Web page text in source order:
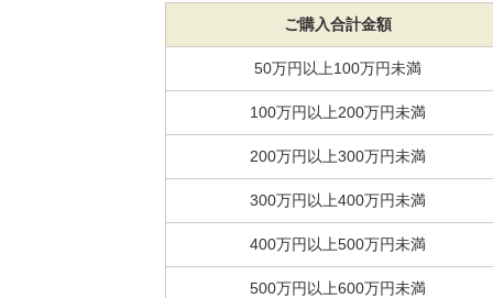
ご購入合計金額
50万円以上100万円未満
100万円以上200万円未満
200万円以上300万円未満
300万円以上400万円未満
400万円以上500万円未満
500万円以上600万円未満